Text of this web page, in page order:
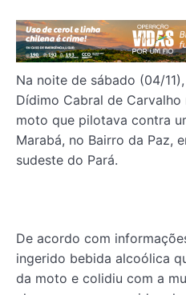
Na noite de sábado (04/
Dídimo Cabral de
moto que pilotava contra
Marabá, no Bairro da Paz,
sudeste do Pará.
De acordo com
ingerido bebida alcoólica
da moto e colidiu com a